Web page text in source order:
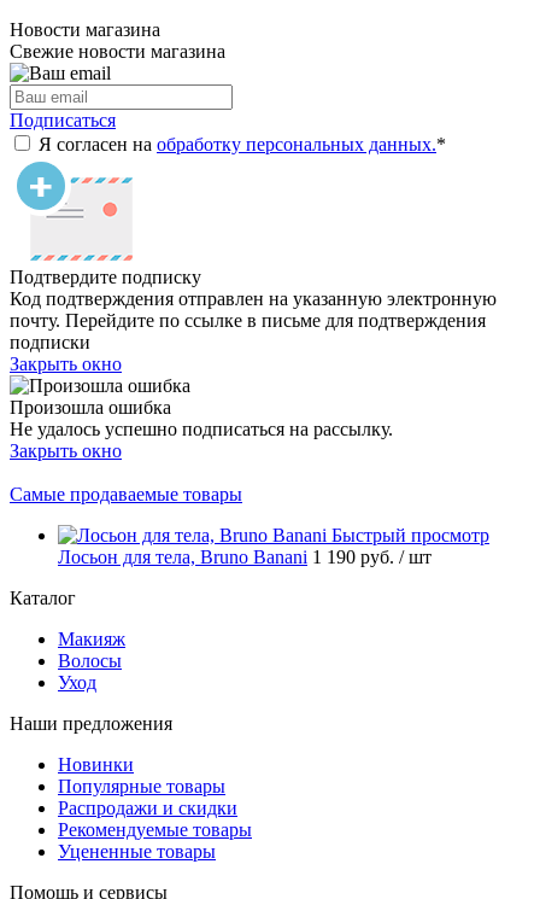
Новости магазина
Свежие новости магазина
Подписаться
Я согласен на обработку персональных данных.*
Подтвердите подписку
Код подтверждения отправлен на указанную электронную
почту. Перейдите по ссылке в письме для подтверждения
подписки
Закрыть окно
Произошла ошибка
Не удалось успешно подписаться на рассылку.
Закрыть окно
Самые продаваемые товары
Быстрый просмотр
Лосьон для тела, Bruno Banani 1 190 руб. / шт
Каталог
Макияж
Волосы
Уход
Наши предложения
Новинки
Популярные товары
Распродажи и скидки
Рекомендуемые товары
Уцененные товары
Помощь и сервисы